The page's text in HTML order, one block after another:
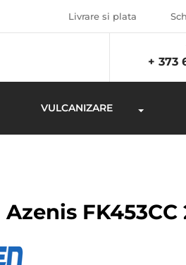
Livrare si plata
+ 373
VULCANIZARE
FK453CC